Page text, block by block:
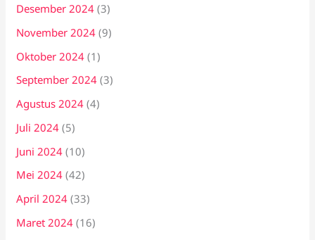
Desember 2024 (3)
November 2024 (9)
Oktober 2024 (1)
September 2024 (3)
Agustus 2024 (4)
Juli 2024 (5)
Juni 2024 (10)
Mei 2024 (42)
April 2024 (33)
Maret 2024 (16)